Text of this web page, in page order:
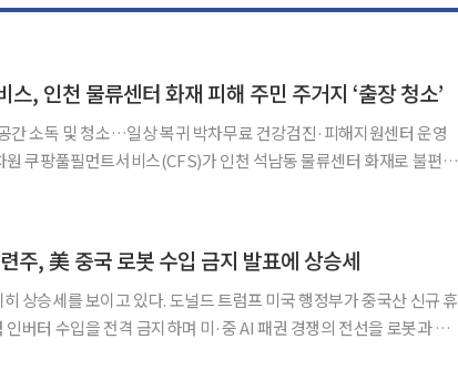
스, 인천 물류센터 화재 피해 주민 주거지 ‘출장 청소’
간 소독 및 청소…일상 복귀 박차무료 건강검진·피해지원센터 운영
로 불편을
주, 美 중국 로봇 수입 금지 발표에 상승세
상승세를 보이고 있다. 도널드 트럼프 미국 행정부가 중국산 신규 휴
인버터 수입을 전격 금지하며 미·중 AI 패권 경쟁의 전선을 로봇과 전